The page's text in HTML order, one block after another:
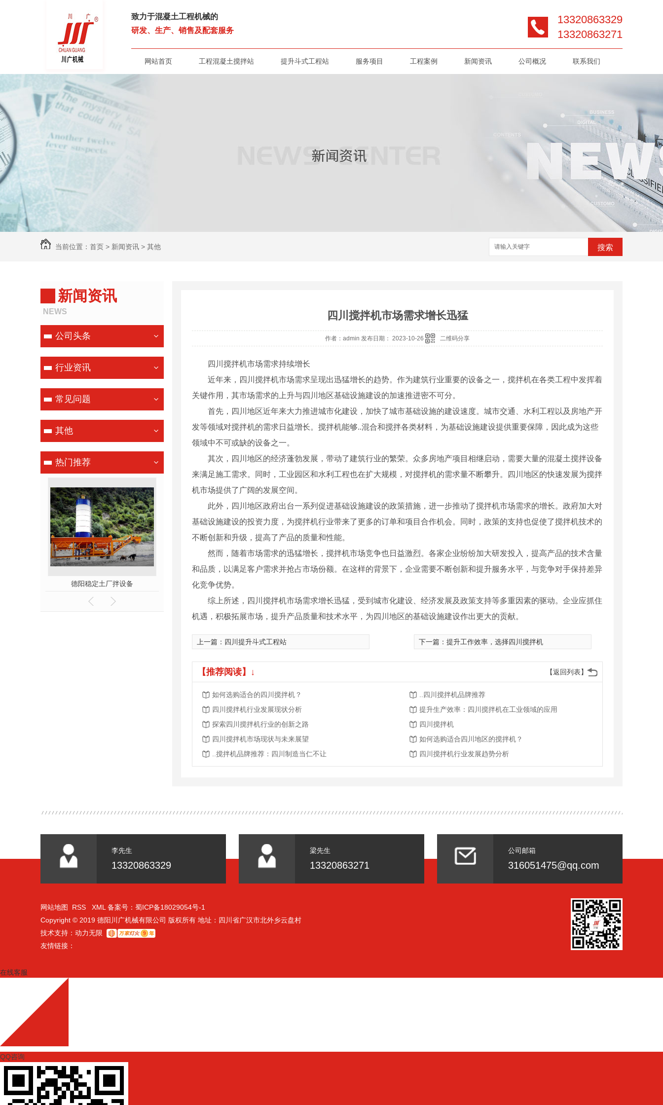
致力于混凝土工程机械的
研发、生产、销售及配套服务
13320863329
13320863271
网站首页 工程混凝土搅拌站 提升斗式工程站 服务项目 工程案例 新闻资讯 公司概况 联系我们
当前位置： 首页 > 新闻资讯 > 其他 搜索
新闻资讯
NEWS
公司头条
行业资讯
常见问题
其他
热门推荐
德阳稳定土厂拌设备 德阳搅拌机
四川搅拌机市场需求增长迅猛
作者：admin 发布日期： 2023-10-26 二维码分享
四川搅拌机市场需求持续增长
近年来，四川搅拌机市场需求呈现出迅猛增长的趋势。作为建筑行业重要的设备之一，搅拌机在各类工程中发挥着
关键作用，其市场需求的上升与四川地区基础设施建设的加速推进密不可分。
首先，四川地区近年来大力推进城市化建设，加快了城市基础设施的建设速度。城市交通、水利工程以及房地产开
发等领域对搅拌机的需求日益增长。搅拌机能够..混合和搅拌各类材料，为基础设施建设提供重要保障，因此成为这些
领域中不可或缺的设备之一。
其次，四川地区的经济蓬勃发展，带动了建筑行业的繁荣。众多房地产项目相继启动，需要大量的混凝土搅拌设备
来满足施工需求。同时，工业园区和水利工程也在扩大规模，对搅拌机的需求量不断攀升。四川地区的快速发展为搅拌
机市场提供了广阔的发展空间。
此外，四川地区政府出台一系列促进基础设施建设的政策措施，进一步推动了搅拌机市场需求的增长。政府加大对
基础设施建设的投资力度，为搅拌机行业带来了更多的订单和项目合作机会。同时，政策的支持也促使了搅拌机技术的
不断创新和升级，提高了产品的质量和性能。
然而，随着市场需求的迅猛增长，搅拌机市场竞争也日益激烈。各家企业纷纷加大研发投入，提高产品的技术含量
和品质，以满足客户需求并抢占市场份额。在这样的背景下，企业需要不断创新和提升服务水平，与竞争对手保持差异
化竞争优势。
综上所述，四川搅拌机市场需求增长迅猛，受到城市化建设、经济发展及政策支持等多重因素的驱动。企业应抓住
机遇，积极拓展市场，提升产品质量和技术水平，为四川地区的基础设施建设作出更大的贡献。
上一篇： 四川提升斗式工程站 下一篇： 提升工作效率，选择四川搅拌机
【返回列表】
【推荐阅读】↓
如何选购适合的四川搅拌机？
..四川搅拌机品牌推荐
四川搅拌机行业发展现状分析
提升生产效率：四川搅拌机在工业领域的应用
探索四川搅拌机行业的创新之路
四川搅拌机
四川搅拌机市场现状与未来展望
如何选购适合四川地区的搅拌机？
..搅拌机品牌推荐：四川制造当仁不让
四川搅拌机行业发展趋势分析
李先生
13320863329
梁先生
13320863271
公司邮箱
316051475@qq.com
网站地图 RSS XML 备案号： 蜀ICP备18029054号-1
Copyright © 2019 德阳川广机械有限公司 版权所有 地址：四川省广汉市北外乡云盘村
技术支持： 动力无限
友情链接：
在线客服
QQ咨询